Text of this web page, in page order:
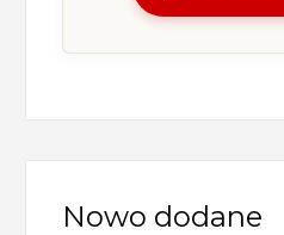
Nowo dodane